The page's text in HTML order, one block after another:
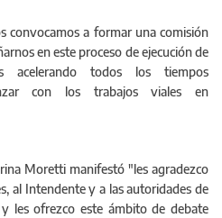
convocamos a formar una comisión
en este proceso de ejecución de
acelerando todos los tiempos
con los trabajos viales en
Moretti manifestó "les agradezco
al Intendente y a las autoridades de
les ofrezco este ámbito de debate